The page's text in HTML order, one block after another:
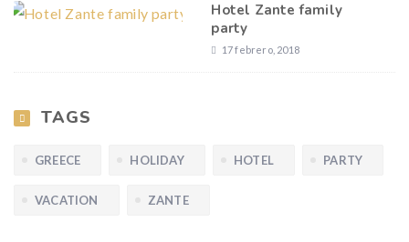
Hotel Zante family
party
17 febrero, 2018
TAGS
GREECE HOLIDAY HOTEL PARTY
VACATION ZANTE